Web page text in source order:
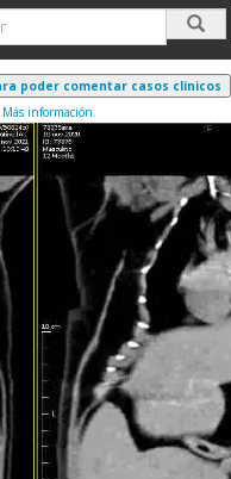
Más información.